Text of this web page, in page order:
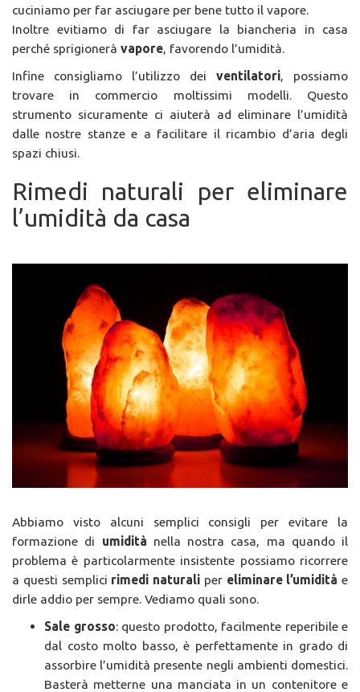
cuciniamo per far asciugare per bene tutto il vapore.
Inoltre evitiamo di far asciugare la biancheria in casa
perché sprigionerà vapore, favorendo l’umidità.
Infine consigliamo l’utilizzo dei ventilatori, possiamo
trovare in commercio moltissimi modelli. Questo
strumento sicuramente ci aiuterà ad eliminare l’umidità
dalle nostre stanze e a facilitare il ricambio d’aria degli
spazi chiusi.
Rimedi naturali per eliminare
l’umidità da casa
Abbiamo visto alcuni semplici consigli per evitare la
formazione di umidità nella nostra casa, ma quando il
problema è particolarmente insistente possiamo ricorrere
a questi semplici rimedi naturali pereliminare l’umidità e
dirle addio per sempre. Vediamo quali sono.
Sale grosso: questo prodotto, facilmente reperibile e
dal costo molto basso, è perfettamente in grado di
assorbire l’umidità presente negli ambienti domestici.
Basterà metterne una manciata in un contenitore e